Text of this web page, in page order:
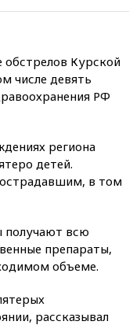
Курской
числе девять
РФ
региона
детей.
в том
получают всю
препараты,
объеме.
рассказывал